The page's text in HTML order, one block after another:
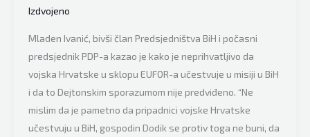
i
da
će
moći
da
pobijedi
Izdvojeno
Mladen Ivanić, bivši član Predsjedništva BiH i počasni
predsjednik PDP-a kazao je kako je neprihvatljivo da
vojska Hrvatske u sklopu EUFOR-a učestvuje u misiji u BiH
i da to Dejtonskim sporazumom nije predviđeno. “Ne
mislim da je pametno da pripadnici vojske Hrvatske
učestvuju u BiH, gospodin Dodik se protiv toga ne buni, da